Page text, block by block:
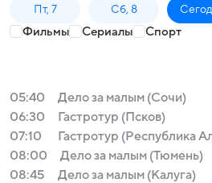
Пт, 7 Сб, 8
Фильмы Сериалы Спорт
05:40
Дело за малым (Сочи)
06:30
Гастротур (Псков)
07:10
Гастротур (Республика
08:00
Дело за малым (Тюмень)
08:45
Дело за малым (Калуга)